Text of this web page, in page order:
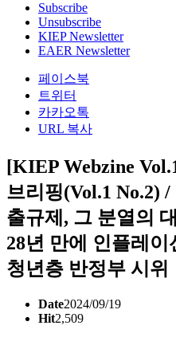
Subscribe
Unsubscribe
KIEP Newsletter
EAER Newsletter
페이스북
트위터
카카오톡
URL 복사
[KIEP Webzine
브리핑(Vol.1 No.2)
출규제, 그 분열의
28년 만에 인플레
청년층 반정부 시위
Date2024/09/19
Hit2,509